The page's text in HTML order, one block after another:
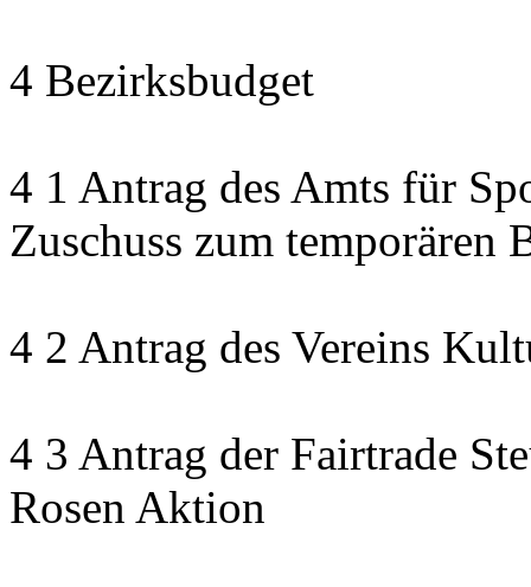
4 Bezirksbudget
4 1 Antrag des Amts für
Zuschuss zum temporären
4 2 Antrag des Vereins
4 3 Antrag der Fairtrade
Rosen Aktion